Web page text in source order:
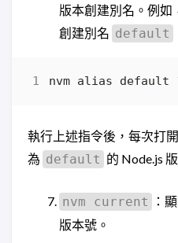
版本創建別名。例如
創建別名 default
執行上述指令後，每次打
為 default 的 Node.js
nvm current
：
版本號。